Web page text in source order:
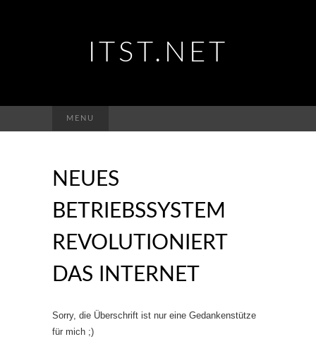
ITST.NET
MENU
nach:
NEUES
BETRIEBSSYSTEM
REVOLUTIONIERT
DAS INTERNET
Sorry, die Überschrift ist nur eine Gedankenstütze
für mich ;)